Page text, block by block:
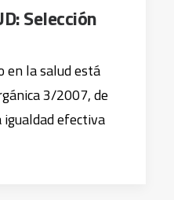
Selección
en la salud está
3/2007, de
efectiva